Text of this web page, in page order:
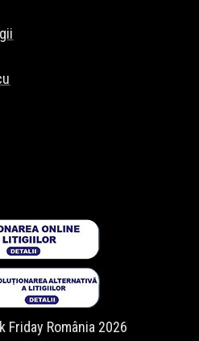
Friday România 2026